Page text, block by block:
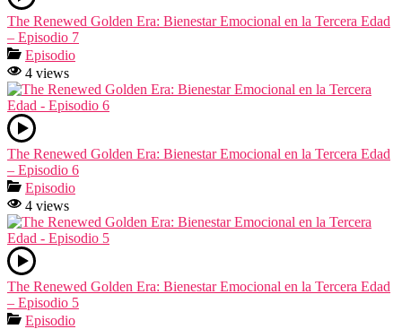
The Renewed Golden Era: Bienestar Emocional en la Tercera Edad
– Episodio 7
Episodio
4 views
The Renewed Golden Era: Bienestar Emocional en la Tercera Edad
– Episodio 6
Episodio
4 views
The Renewed Golden Era: Bienestar Emocional en la Tercera Edad
– Episodio 5
Episodio